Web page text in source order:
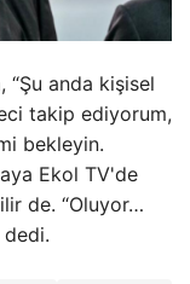
“Şu anda kişisel
takip ediyorum,
bekleyin.
Ekol TV'de
de. “Oluyor…